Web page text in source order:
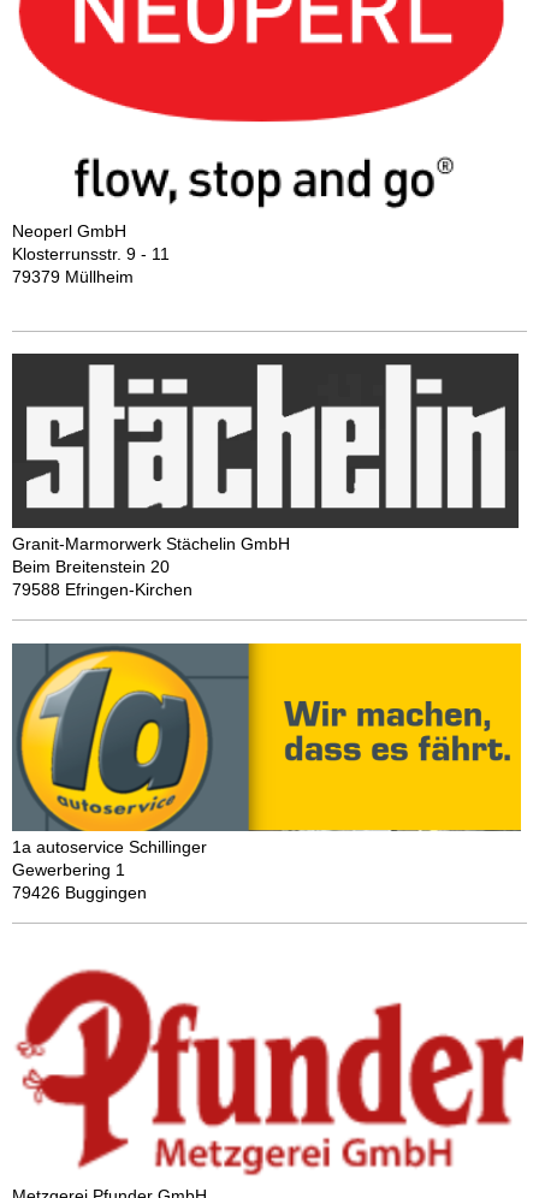
Neoperl GmbH
Klosterrunsstr. 9 - 11
79379 Müllheim
Granit-Marmorwerk Stächelin GmbH
Beim Breitenstein 20
79588 Efringen-Kirchen
1a autoservice Schillinger
Gewerbering 1
79426 Buggingen